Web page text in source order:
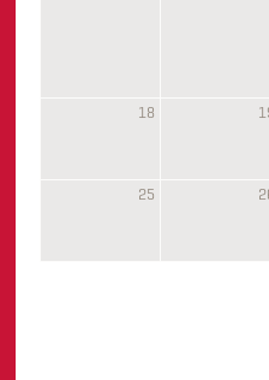
18
25